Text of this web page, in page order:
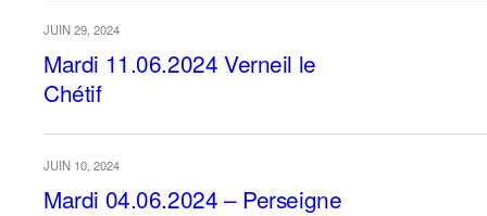
JUIN 29, 2024
Mardi 11.06.2024 Verneil le
Chétif
JUIN 10, 2024
Mardi 04.06.2024 – Perseigne